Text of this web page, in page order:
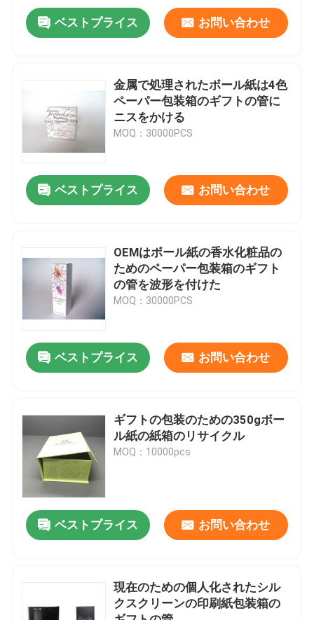
製品
わたしたち に つい て
工場 ツアー
連絡 ください
引金 を 求め て ください
空のガラス ビン
香水のガラス ビン
ベストプライス お問い合わせ
金属で処理されたボール紙は4色
ペーパー包装箱のギフトの管に
ニスをかける
MOQ：30000PCS
ベストプライス お問い合わせ
OEMはボール紙の香水化粧品の
ためのペーパー包装箱のギフト
の管を波形を付けた
MOQ：30000PCS
ベストプライス お問い合わせ
ギフトの包装のための350gボー
ル紙の紙箱のリサイクル
MOQ：10000pcs
ベストプライス お問い合わせ
現在のための個人化されたシル
クスクリーンの印刷紙包装箱の